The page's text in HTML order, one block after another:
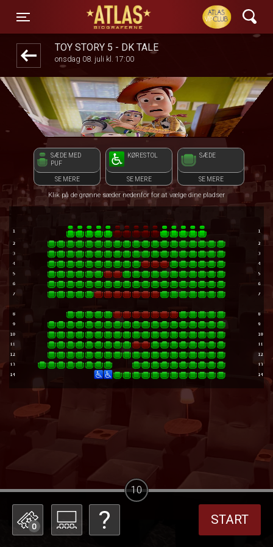
Toggle navigation
ATLAS Biograferne
TOY STORY 5 - DK TALE
onsdag 08. juli kl. 17:00
SÆDE MED
PUF
SE MERE
KØRESTOL
SE MERE
SÆDE
SE MERE
Klik på de grønne sæder nedenfor for at vælge dine pladser
0 START
10
front05-temp 030736